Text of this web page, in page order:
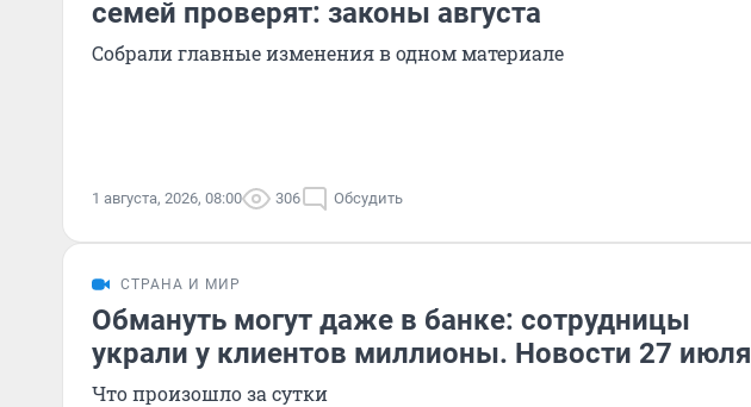
семей проверят: законы августа
Собрали главные изменения в одном материале
1 августа, 2026, 08:00 306 Обсудить
СТРАНА И МИР
Обмануть могут даже в банке: сотрудницы
украли у клиентов миллионы. Новости 27 июля
Что произошло за сутки